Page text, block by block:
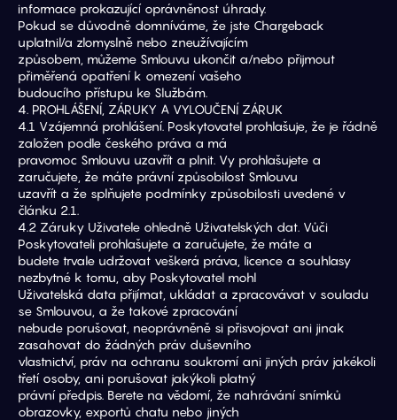
informace prokazující oprávněnost úhrady.
Pokud se důvodně domníváme, že jste Chargeback
uplatnil/a zlomyslně nebo zneužívajícím
způsobem, můžeme Smlouvu ukončit a/nebo přijmout
přiměřená opatření k omezení vašeho
budoucího přístupu ke Službám.
4. PROHLÁŠENÍ, ZÁRUKY A VYLOUČENÍ ZÁRUK
4.1 Vzájemná prohlášení. Poskytovatel prohlašuje, že je řádně
založen podle českého práva a má
pravomoc Smlouvu uzavřít a plnit. Vy prohlašujete a
zaručujete, že máte právní způsobilost Smlouvu
uzavřít a že splňujete podmínky způsobilosti uvedené v
článku 2.1.
4.2 Záruky Uživatele ohledně Uživatelských dat. Vůči
Poskytovateli prohlašujete a zaručujete, že máte a
budete trvale udržovat veškerá práva, licence a souhlasy
nezbytné k tomu, aby Poskytovatel mohl
Uživatelská data přijímat, ukládat a zpracovávat v souladu
se Smlouvou, a že takové zpracování
nebude porušovat, neoprávněně si přisvojovat ani jinak
zasahovat do žádných práv duševního
vlastnictví, práv na ochranu soukromí ani jiných práv jakékoli
třetí osoby, ani porušovat jakýkoli platný
právní předpis. Berete na vědomí, že nahrávání snímků
obrazovky, exportů chatu nebo jiných